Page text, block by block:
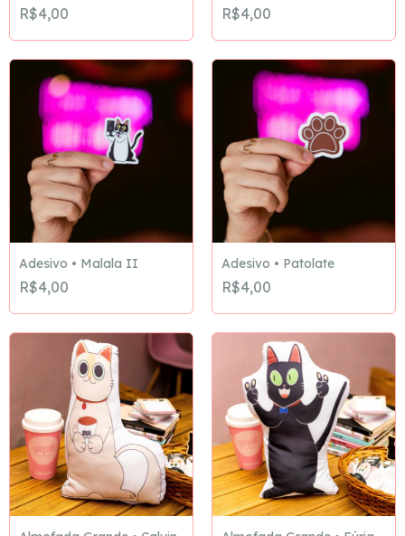
R$4,00 R$4,00
Adesivo • Malala II
R$4,00
Adesivo • Patolate
R$4,00